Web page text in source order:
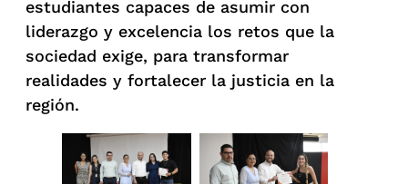
estudiantes capaces de asumir con
liderazgo y excelencia los retos que la
sociedad exige, para transformar
realidades y fortalecer la justicia en la
región.